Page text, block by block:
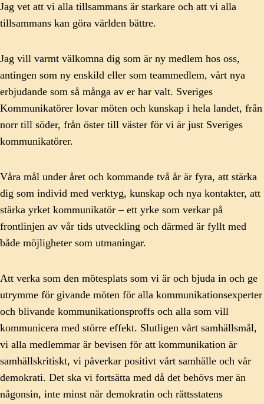
Jag vet att vi alla tillsammans är starkare och att vi alla
tillsammans kan göra världen bättre.
Jag vill varmt välkomna dig som är ny medlem hos oss,
antingen som ny enskild eller som teammedlem, vårt nya
erbjudande som så många av er har valt. Sveriges
Kommunikatörer lovar möten och kunskap i hela landet, från
norr till söder, från öster till väster för vi är just Sveriges
kommunikatörer.
Våra mål under året och kommande två år är fyra, att stärka
dig som individ med verktyg, kunskap och nya kontakter, att
stärka yrket kommunikatör – ett yrke som verkar på
frontlinjen av vår tids utveckling och därmed är fyllt med
både möjligheter som utmaningar.
Att verka som den mötesplats som vi är och bjuda in och ge
utrymme för givande möten för alla kommunikationsexperter
och blivande kommunikationsproffs och alla som vill
kommunicera med större effekt. Slutligen vårt samhällsmål,
vi alla medlemmar är bevisen för att kommunikation är
samhällskritiskt, vi påverkar positivt vårt samhälle och vår
demokrati. Det ska vi fortsätta med då det behövs mer än
någonsin, inte minst när demokratin och rättsstatens